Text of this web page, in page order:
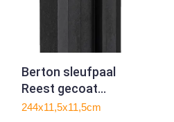
Berton sleufpaal
Reest gecoat
tussenmodel 244
244x11,5x11,5cm